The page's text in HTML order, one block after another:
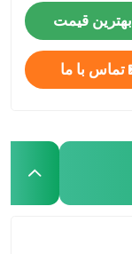
بهترین قیمت
تماس با ما